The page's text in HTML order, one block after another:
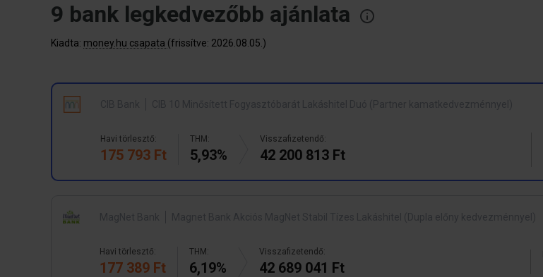
9 bank legkedvezőbb ajánlata
Kiadta: money.hu csapata (frissítve: 2026.08.05.)
Havi törlesztő:
175 793 Ft
THM:
5,93%
Visszafizetendő:
42 200 813 Ft
Havi törlesztő:
177 389 Ft
THM:
6,19%
Visszafizetendő:
42 689 041 Ft